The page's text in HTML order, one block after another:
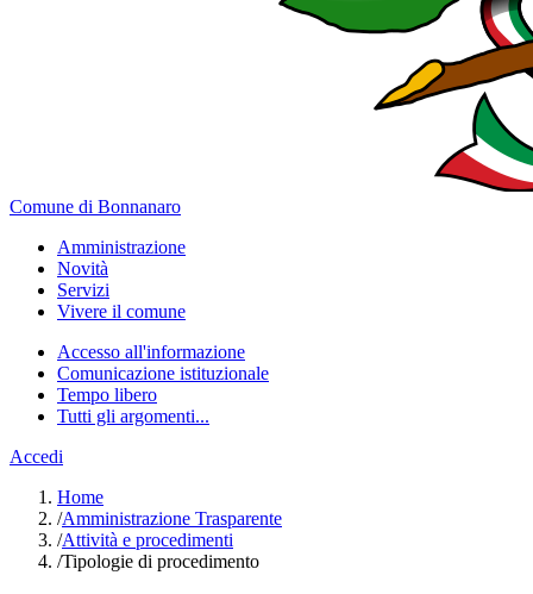
Comune di Bonnanaro
Amministrazione
Novità
Servizi
Vivere il comune
Accesso all'informazione
Comunicazione istituzionale
Tempo libero
Tutti gli argomenti...
Accedi
Home
/Amministrazione Trasparente
/Attività e procedimenti
/Tipologie di procedimento